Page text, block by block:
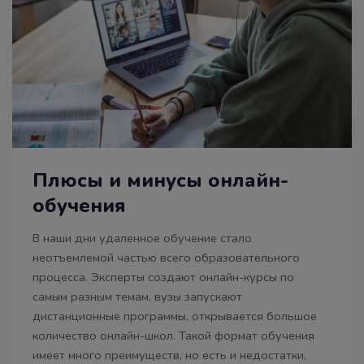
Плюсы и минусы онлайн-
обучения
В наши дни удаленное обучение стало
неотъемлемой частью всего образовательного
процесса. Эксперты создают онлайн-курсы по
самым разным темам, вузы запускают
дистанционные программы, открывается большое
количество онлайн-школ. Такой формат обучения
имеет много преимуществ, но есть и недостатки,